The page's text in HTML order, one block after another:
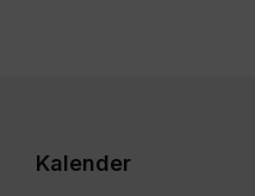
Kalender